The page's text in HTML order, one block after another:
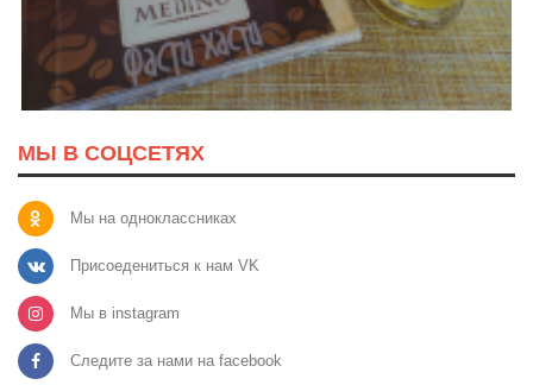
МЫ В СОЦСЕТЯХ
Мы на одноклассниках
Присоедениться к нам VK
Мы в instagram
Следите за нами на facebook